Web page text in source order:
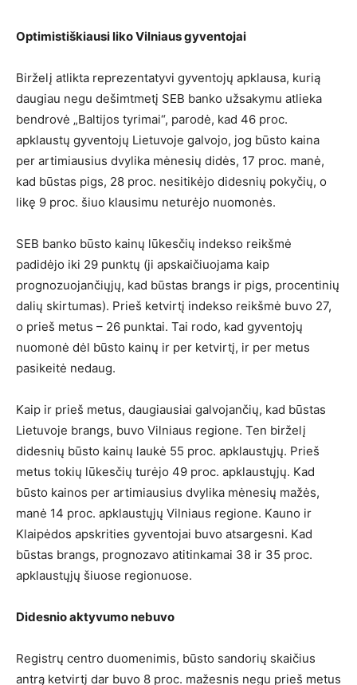
Optimistiškiausi liko Vilniaus gyventojai
Birželį atlikta reprezentatyvi gyventojų apklausa, kurią
daugiau negu dešimtmetį SEB banko užsakymu atlieka
bendrovė „Baltijos tyrimai“, parodė, kad 46 proc.
apklaustų gyventojų Lietuvoje galvojo, jog būsto kaina
per artimiausius dvylika mėnesių didės, 17 proc. manė,
kad būstas pigs, 28 proc. nesitikėjo didesnių pokyčių, o
likę 9 proc. šiuo klausimu neturėjo nuomonės.
SEB banko būsto kainų lūkesčių indekso reikšmė
padidėjo iki 29 punktų (ji apskaičiuojama kaip
prognozuojančiųjų, kad būstas brangs ir pigs, procentinių
dalių skirtumas). Prieš ketvirtį indekso reikšmė buvo 27,
o prieš metus – 26 punktai. Tai rodo, kad gyventojų
nuomonė dėl būsto kainų ir per ketvirtį, ir per metus
pasikeitė nedaug.
Kaip ir prieš metus, daugiausiai galvojančių, kad būstas
Lietuvoje brangs, buvo Vilniaus regione. Ten birželį
didesnių būsto kainų laukė 55 proc. apklaustųjų. Prieš
metus tokių lūkesčių turėjo 49 proc. apklaustųjų. Kad
būsto kainos per artimiausius dvylika mėnesių mažės,
manė 14 proc. apklaustųjų Vilniaus regione. Kauno ir
Klaipėdos apskrities gyventojai buvo atsargesni. Kad
būstas brangs, prognozavo atitinkamai 38 ir 35 proc.
apklaustųjų šiuose regionuose.
Didesnio aktyvumo nebuvo
Registrų centro duomenimis, būsto sandorių skaičius
antrą ketvirtį dar buvo 8 proc. mažesnis negu prieš metus